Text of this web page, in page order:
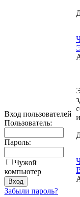
Вход пользователей
Пользователь:
Пароль:
Чужой
компьютер
Забыли пароль?